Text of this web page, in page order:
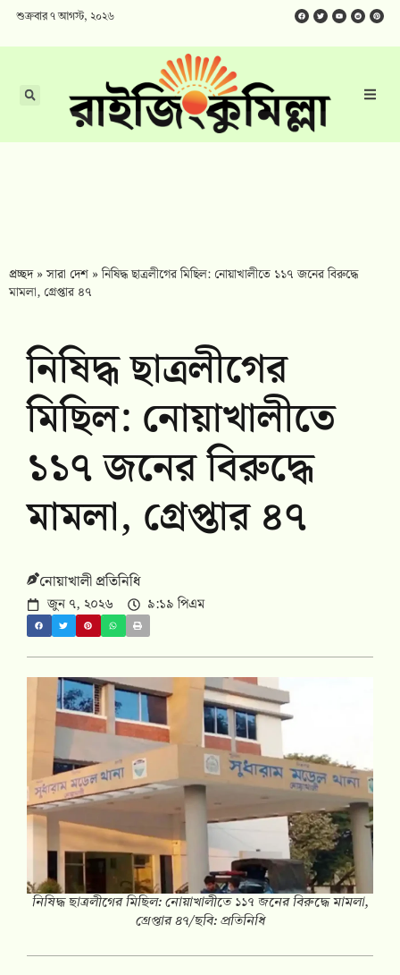
শুক্রবার ৭ আগস্ট, ২০২৬
প্রচ্ছদ»সারা দেশ »নিষিদ্ধ ছাত্রলীগের মিছিল: নোয়াখালীতে ১১৭ জনের বিরুদ্ধে
মামলা, গ্রেপ্তার ৪৭
নিষিদ্ধ ছাত্রলীগের
মিছিল: নোয়াখালীতে
১১৭ জনের বিরুদ্ধে
মামলা, গ্রেপ্তার ৪৭
নোয়াখালী প্রতিনিধি
জুন ৭, ২০২৬ ৯:১৯ পিএম
নিষিদ্ধ ছাত্রলীগের মিছিল: নোয়াখালীতে ১১৭ জনের বিরুদ্ধে মামলা,
গ্রেপ্তার ৪৭/ছবি: প্রতিনিধি